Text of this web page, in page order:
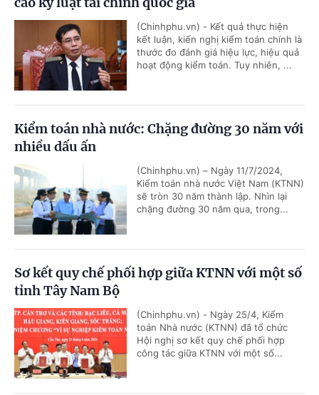
(Chinhphu.vn) - Kết quả thực hiện
kết luận, kiến nghị kiểm toán chính là
thước đo đánh giá hiệu lực, hiệu quả
hoạt động kiểm toán. Tuy nhiên, ...
Kiểm toán nhà nước: Chặng đường 30 năm với
nhiều dấu ấn
(Chinhphu.vn) – Ngày 11/7/2024,
Kiểm toán nhà nước Việt Nam (KTNN)
sẽ tròn 30 năm thành lập. Nhìn lại
chặng đường 30 năm qua, trong...
Sơ kết quy chế phối hợp giữa KTNN với một số
tỉnh Tây Nam Bộ
(Chinhphu.vn) - Ngày 25/4, Kiểm
toán Nhà nước (KTNN) đã tổ chức
Hội nghị sơ kết quy chế phối hợp
công tác giữa KTNN với một số...